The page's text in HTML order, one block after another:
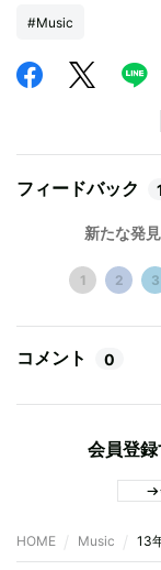
#Music
フィードバック
新たな発
1 2 3
コメント 0
会員登
HOME Music 13